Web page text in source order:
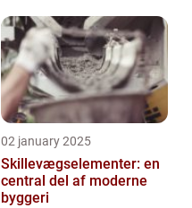
02 january 2025
Skillevægselementer: en
central del af moderne
byggeri